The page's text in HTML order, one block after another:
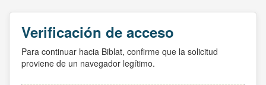
Verificación de acceso
Para continuar hacia Biblat, confirme que la solicitud
proviene de un navegador legítimo.